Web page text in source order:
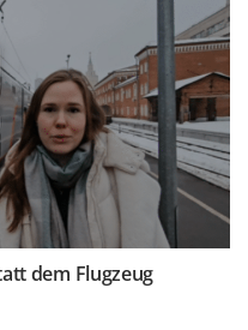
dem Flugzeug